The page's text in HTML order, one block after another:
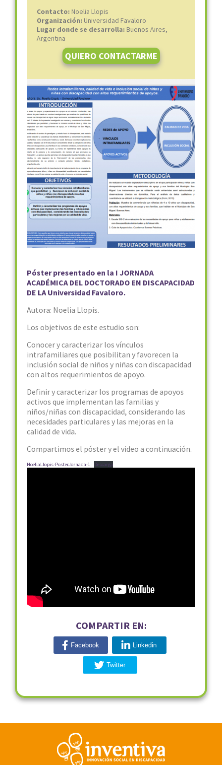
Contacto: Noelia Llopis
Organización: Universidad Favaloro
Lugar donde se desarrolla: Buenos Aires,
Argentina
QUIERO CONTACTARME
Póster presentado en la I JORNADA
ACADÉMICA DEL DOCTORADO EN DISCAPACIDAD
DE LA Universidad Favaloro.
Autora: Noelia Llopis.
Los objetivos de este estudio son:
Conocer y caracterizar los vínculos
intrafamiliares que posibilitan y favorecen la
inclusión social de niños y niñas con discapacidad
con altos requerimientos de apoyo.
Definir y caracterizar los programas de apoyos
activos que implementan las familias y
niños/niñas con discapacidad, considerando las
necesidades particulares y las mejoras en la
calidad de vida.
Compartimos el póster y el video a continuación.
NoeliaLlopis-PosterJornada-1 Descarga
COMPARTIR EN:
Facebook Linkedin
Twitter